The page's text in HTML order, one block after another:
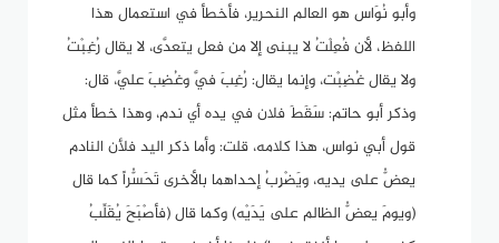
وأبو نُوَاس هو العالم النحرير، فأخطأ في استعمال هذا
اللفظ، لأن فُعِلْتُ لا يبنى إلا من فعل يتعدَّى، لا يقال رُغِبْتُ
ولا يقال غُضِبْت، وإنما يقال: رُغِبَ فيَّ وغُضِبَ عليَّ، قال:
وذكر أبو حاتم: سَقَطَ فلان في يده أي ندم، وهذا خطأ مثل
قول أبي نواس، هذا كلامه، قلت: وأما ذكر اليد فلأن النادم
يعضُّ على يديه، ويَضْرِبُ إحداهما بالأخرى تَحَسُّراً كما قال
(ويومَ يعضُّ الظالم على يَدَيْه) وكما قال (فأصْبَحَ يُقَلِّبُ